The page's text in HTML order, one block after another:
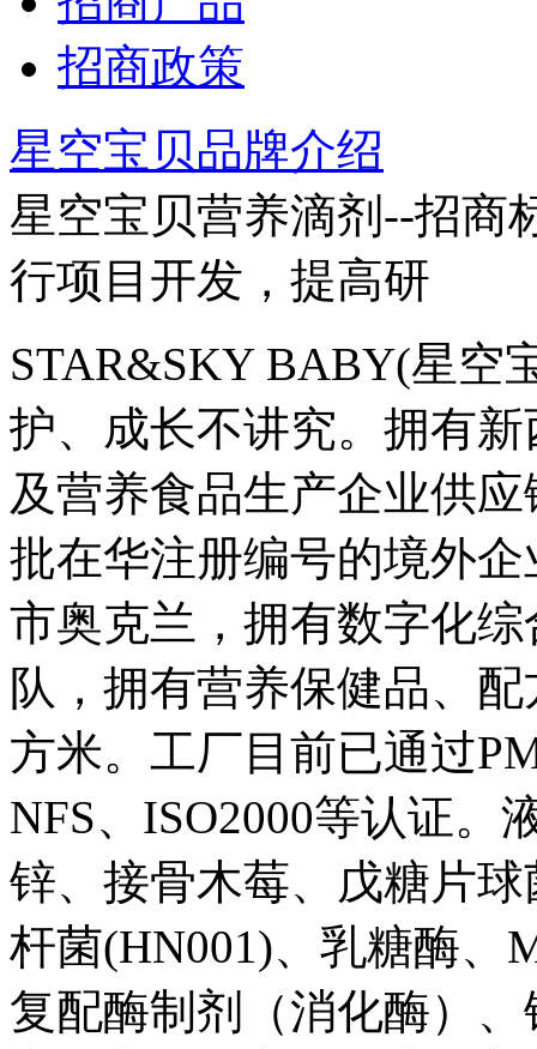
招商政策
星空宝贝品牌介绍
星空宝贝营养滴剂--招商
行项目开发，提高研
STAR&SKY BABY(星空
护、成长不讲究。拥有
及营养食品生产企业供
批在华注册编号的境外
市奥克兰，拥有数字化
队，拥有营养保健品、
方米。工厂目前已通过
NFS、ISO2000等认证。
锌、接骨木莓、戊糖片
杆菌(HN001)、乳糖酶、
复配酶制剂（消化酶）